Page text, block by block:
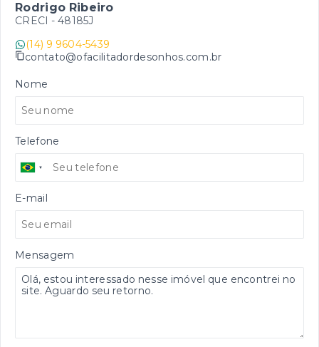
Rodrigo Ribeiro
CRECI - 48185J
(14) 9 9604-5439
contato@ofacilitadordesonhos.com.br
Nome
Telefone
E-mail
Mensagem